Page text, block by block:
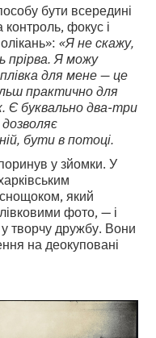
бути всередині
контроль, фокус і
«Я не скажу,
прірва. Я можу
для мене — це
практично для
Є буквально два-три
бути в потоці.
у зйомки. У
який
фото, — і
творчу дружбу. Вони
на деокуповані